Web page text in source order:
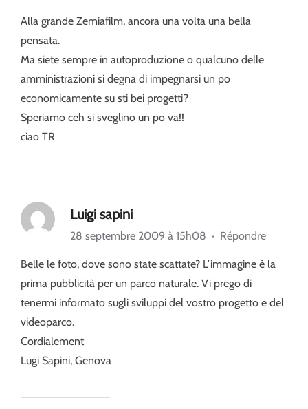
Alla grande Zemiafilm, ancora una volta una bella
pensata.
Ma siete sempre in autoproduzione o qualcuno delle
amministrazioni si degna di impegnarsi un po
economicamente su sti bei progetti?
Speriamo ceh si sveglino un po va!!
ciao TR
Luigi sapini
28 septembre 2009 à 15h08 · Répondre
Belle le foto, dove sono state scattate? L’immagine è la
prima pubblicità per un parco naturale. Vi prego di
tenermi informato sugli sviluppi del vostro progetto e del
videoparco.
Cordialement
Lugi Sapini, Genova